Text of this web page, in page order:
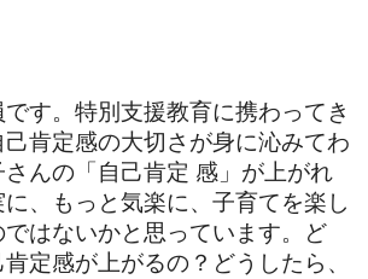
す。特別支援教育に携わってき
肯定感の大切さが身に沁みてわ
んの「自己肯定 感」が上がれ
、もっと気楽に、子育てを楽し
はないかと思っています。ど
定感が上がるの？どうしたら、